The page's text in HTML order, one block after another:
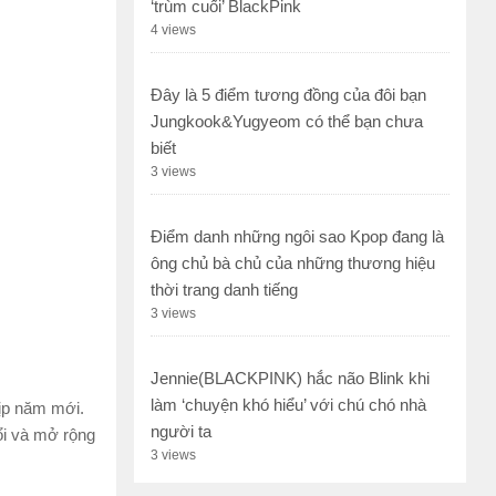
năm mới.
và mở rộng
‘trùm cuối’ BlackPink
4 views
Đây là 5 điểm tương đồng của đôi bạn
Jungkook&Yugyeom có thể bạn chưa
biết
3 views
Điểm danh những ngôi sao Kpop đang là
ông chủ bà chủ của những thương hiệu
thời trang danh tiếng
3 views
Jennie(BLACKPINK) hắc não Blink khi
làm ‘chuyện khó hiểu’ với chú chó nhà
người ta
3 views